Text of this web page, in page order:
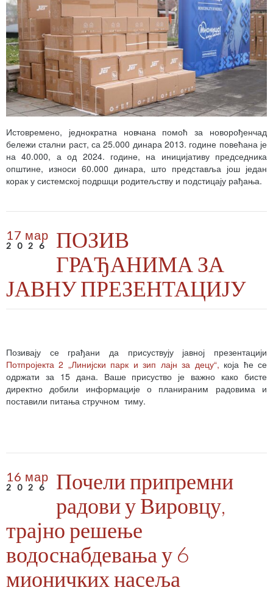
Истовремено, једнократна новчана помоћ за новорођенчад
бележи стални раст, са 25.000 динара 2013. године повећана је
на 40.000, а од 2024. године, на иницијативу председника
општине, износи 60.000 динара, што представља још један
корак у системској подршци родитељству и подстицају рађања.
17 мар
2026
ПОЗИВ
ГРАЂАНИМА ЗА
ЈАВНУ ПРЕЗЕНТАЦИЈУ
Позивају се грађани да присуствују јавној презентацији
Потпројекта 2 „Линијски парк и зип лајн за децу“, која ће се
одржати за 15 дана. Ваше присуство је важно како бисте
директно добили информације о планираним радовима и
поставили питања стручном тиму.
16 мар
2026
Почели припремни
радови у Вировцу,
трајно решење
водоснабдевања у 6
мионичких насеља